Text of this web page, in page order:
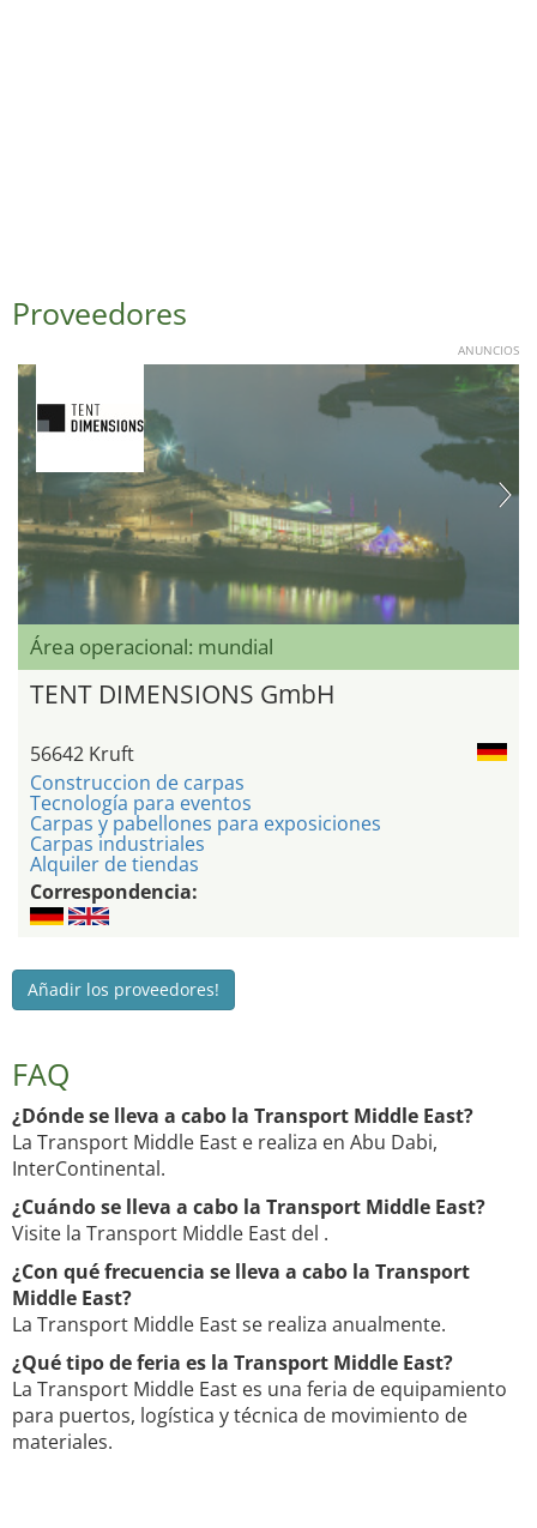
Proveedores
ANUNCIOS
Área operacional: mundial
TENT DIMENSIONS GmbH
56642 Kruft
Construccion de carpas
Tecnología para eventos
Carpas y pabellones para exposiciones
Carpas industriales
Alquiler de tiendas
Correspondencia:
Añadir los proveedores!
FAQ
¿Dónde se lleva a cabo la Transport Middle East?
La Transport Middle East e realiza en Abu Dabi,
InterContinental.
¿Cuándo se lleva a cabo la Transport Middle East?
Visite la Transport Middle East del .
¿Con qué frecuencia se lleva a cabo la Transport
Middle East?
La Transport Middle East se realiza anualmente.
¿Qué tipo de feria es la Transport Middle East?
La Transport Middle East es una feria de equipamiento
para puertos, logística y técnica de movimiento de
materiales.